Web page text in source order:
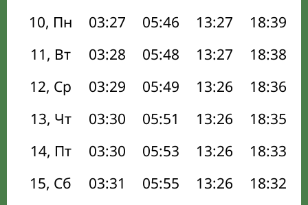
10, Пн
03:27 05:46 13:27 18:39
11, Вт
03:28 05:48 13:27 18:38
12, Ср
03:29 05:49 13:26 18:36
13, Чт
03:30 05:51 13:26 18:35
14, Пт
03:30 05:53 13:26 18:33
15, Сб
03:31 05:55 13:26 18:32